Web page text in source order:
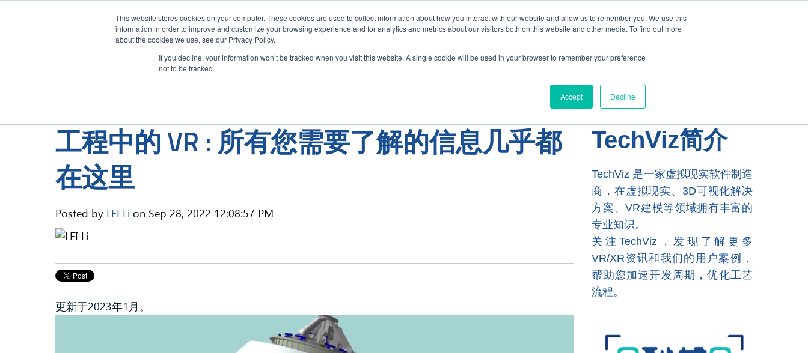
This website stores cookies on your computer. These cookies are used to collect information about how you interact with our website and allow us to remember you. We use this
information in order to improve and customize your browsing experience and for analytics and metrics about our visitors both on this website and other media. To find out more
about the cookies we use, see our Privacy Policy.
If you decline, your information won’t be tracked when you visit this website. A single cookie will be used in your browser to remember your preference
not to be tracked.
Accept Decline
我们的解决方案
TechViz软件
15天试用
TechViz XL VR / AR / XR头显 Cloud&Viz
数字样机
视频录制
VR协同设计 虚拟人体模型 虚拟装配
融合
交互式图像集成（I3）
TVZLib API
设计评审和演示
维护场景评估
模拟虚拟驾驶舱人机工程学
大型数据可视化
关于我们 最新活动 媒体中心
工程中的 VR : 所有您需要了解的信息几乎都
在这里
Posted by LEI Li on Sep 28, 2022 12:08:57 PM
更新于2023年1月。
TechViz简介
TechViz 是一家虚拟现实软件制造
商，在虚拟现实、3D可视化解决
方案 、VR建模等领域拥有丰富的
专业知识。
关注TechViz，发现了解更多
VR/XR资讯和我们的用户案例，
帮助您加速开发周期，优化工艺
流程。